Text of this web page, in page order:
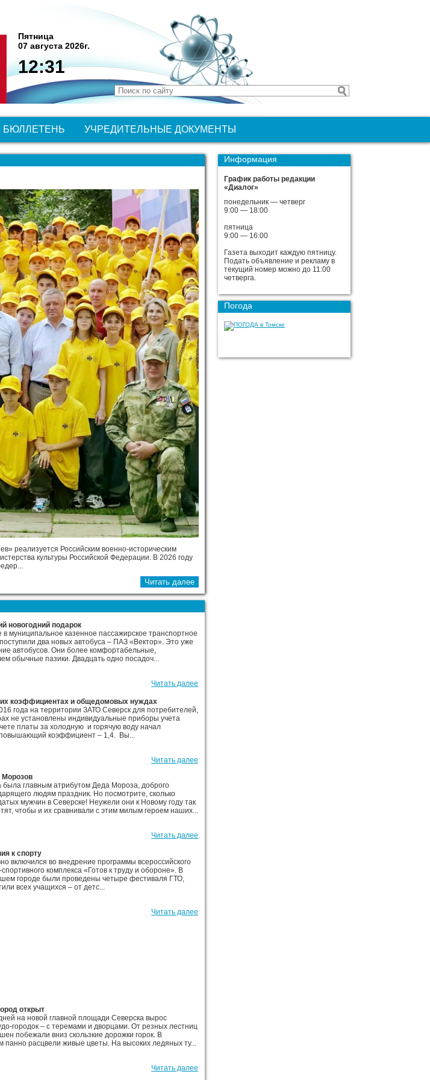
Пятница
07 августа 2026г.
12:31
БЮЛЛЕТЕНЬ УЧРЕДИТЕЛЬНЫЕ ДОКУМЕНТЫ
реализуется Российским военно-историческим
культуры Российской Федерации. В 2026 году
новогодний подарок
в муниципальное казенное пассажирское транспортное
два новых автобуса – ПАЗ «Вектор». Это уже
автобусов. Они более комфортабельные,
обычные пазики. Двадцать одно посадоч...
Читать далее
коэффициентах и общедомовых нуждах
года на территории ЗАТО Северск для потребителей,
не установлены индивидуальные приборы учета
платы за холодную и горячую воду начал
коэффициент – 1,4. Вы...
Читать далее
была главным атрибутом Деда Мороза, доброго
людям праздник. Но посмотрите, сколько
мужчин в Северске! Неужели они к Новому году так
чтобы и их сравнивали с этим милым героем наших...
Читать далее
к спорту
включился во внедрение программы всероссийского
комплекса «Готов к труду и обороне». В
городе были проведены четыре фестиваля ГТО,
всех учащихся – от детс...
Читать далее
открыт
на новой главной площади Северска вырос
городок – с теремами и дворцами. От резных лестниц
побежали вниз скользкие дорожки горок. В
панно расцвели живые цветы. На высоких ледяных ту...
Читать далее
Информация
График работы редакции
«Диалог»
понедельник — четверг
9:00 — 18:00
пятница
9:00 — 16:00
Газета выходит каждую пятницу.
Подать объявление и рекламу в
текущий номер можно до 11:00
четверга.
Погода